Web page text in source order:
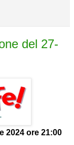
del 27-
2024 ore 21:00